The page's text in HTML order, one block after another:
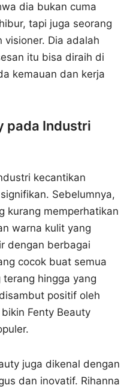
dia bukan cuma
tapi juga seorang
visioner. Dia adalah
itu bisa diraih di
kemauan dan kerja
pada Industri
kecantikan
Sebelumnya,
kurang memperhatikan
warna kulit yang
dengan berbagai
cocok buat semua
hingga yang
positif oleh
Fenty Beauty
juga dikenal dengan
dan inovatif. Rihanna